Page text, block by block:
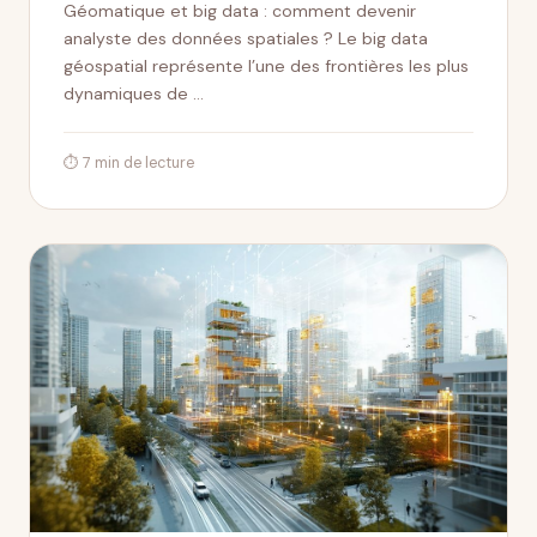
Géomatique et big data : comment devenir
analyste des données spatiales ? Le big data
géospatial représente l’une des frontières les plus
dynamiques de …
⏱ 7 min de lecture